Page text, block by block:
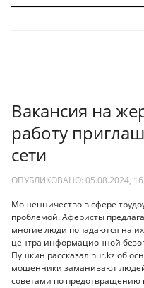
Вакансия на
работу
сети
ОПУБЛИКОВАНО: 05.08.2024,
Мошенничество в сфере
проблемой. Аферисты
многие люди попадаются на
центра информационной
Пушкин рассказал nur.kz об
мошенники заманивают людей
советами по предотвращению